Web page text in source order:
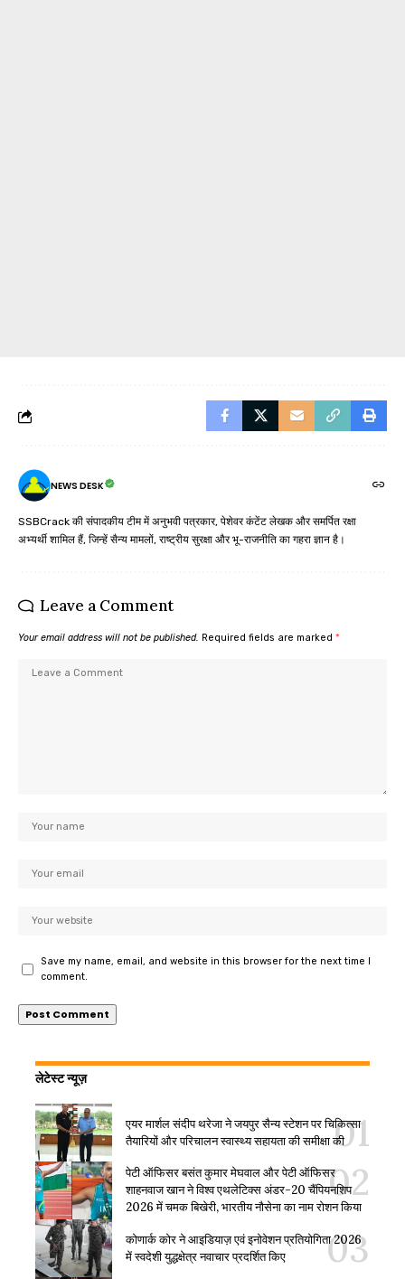
NEWS DESK
SSBCrack की संपादकीय टीम में अनुभवी पत्रकार, पेशेवर कंटेंट लेखक और समर्पित रक्षा
अभ्यर्थी शामिल हैं, जिन्हें सैन्य मामलों, राष्ट्रीय सुरक्षा और भू-राजनीति का गहरा ज्ञान है।
Leave a Comment
Your email address will not be published. Required fields are marked *
Save my name, email, and website in this browser for the next time I
comment.
लेटेस्ट न्यूज़
एयर मार्शल संदीप थरेजा ने जयपुर सैन्य स्टेशन पर चिकित्सा
तैयारियों और परिचालन स्वास्थ्य सहायता की समीक्षा की
पेटी ऑफिसर बसंत कुमार मेघवाल और पेटी ऑफिसर
शाहनवाज खान ने विश्व एथलेटिक्स अंडर-20 चैंपियनशिप
2026 में चमक बिखेरी, भारतीय नौसेना का नाम रोशन किया
कोणार्क कोर ने आइडियाज़ एवं इनोवेशन प्रतियोगिता 2026
में स्वदेशी युद्धक्षेत्र नवाचार प्रदर्शित किए